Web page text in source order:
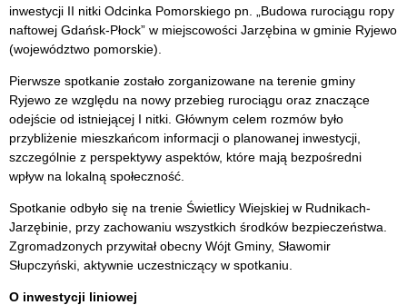
inwestycji II nitki Odcinka Pomorskiego pn. „Budowa rurociągu ropy
naftowej Gdańsk-Płock” w miejscowości Jarzębina w gminie Ryjewo
(województwo pomorskie).
Pierwsze spotkanie zostało zorganizowane na terenie gminy
Ryjewo ze względu na nowy przebieg rurociągu oraz znaczące
odejście od istniejącej I nitki. Głównym celem rozmów było
przybliżenie mieszkańcom informacji o planowanej inwestycji,
szczególnie z perspektywy aspektów, które mają bezpośredni
wpływ na lokalną społeczność.
Spotkanie odbyło się na trenie Świetlicy Wiejskiej w Rudnikach-
Jarzębinie, przy zachowaniu wszystkich środków bezpieczeństwa.
Zgromadzonych przywitał obecny Wójt Gminy, Sławomir
Słupczyński, aktywnie uczestniczący w spotkaniu.
O inwestycji liniowej